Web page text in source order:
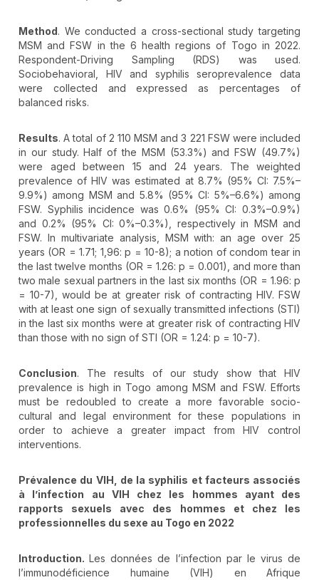
Method. We conducted a cross-sectional study targeting
MSM and FSW in the 6 health regions of Togo in 2022.
Respondent-Driving Sampling (RDS) was used.
Sociobehavioral, HIV and syphilis seroprevalence data
were collected and expressed as percentages of
balanced risks.
Results. A total of 2 110 MSM and 3 221 FSW were included
in our study. Half of the MSM (53.3%) and FSW (49.7%)
were aged between 15 and 24 years. The weighted
prevalence of HIV was estimated at 8.7% (95% CI: 7.5%–
9.9%) among MSM and 5.8% (95% CI: 5%–6.6%) among
FSW. Syphilis incidence was 0.6% (95% CI: 0.3%–0.9%)
and 0.2% (95% CI: 0%–0.3%), respectively in MSM and
FSW. In multivariate analysis, MSM with: an age over 25
years (OR = 1.71; 1,96: p = 10-8); a notion of condom tear in
the last twelve months (OR = 1.26: p = 0.001), and more than
two male sexual partners in the last six months (OR = 1.96: p
= 10-7), would be at greater risk of contracting HIV. FSW
with at least one sign of sexually transmitted infections (STI)
in the last six months were at greater risk of contracting HIV
than those with no sign of STI (OR = 1.24: p = 10-7).
Conclusion. The results of our study show that HIV
prevalence is high in Togo among MSM and FSW. Efforts
must be redoubled to create a more favorable socio-
cultural and legal environment for these populations in
order to achieve a greater impact from HIV control
interventions.
Prévalence du VIH, de la syphilis et facteurs associés
à l’infection au VIH chez les hommes ayant des
rapports sexuels avec des hommes et chez les
professionnelles du sexe au Togo en 2022
Introduction.Les données de l’infection par le virus de
l’immunodéficience humaine (VIH) en Afrique